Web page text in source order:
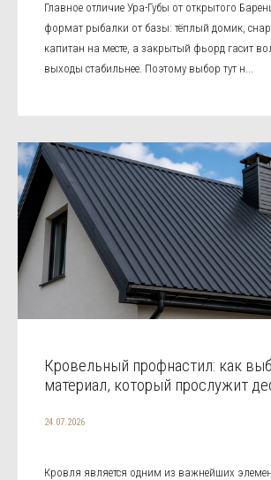
Главное отличие Ура-Губы от открытого
формат рыбалки от базы: тёплый домик,
капитан на месте, а закрытый фьорд гасит
выходы стабильнее. Поэтому выбор тут н...
Кровельный профнастил: как
материал, который прослужит
24.07.2026
Кровля является одним из важнейших